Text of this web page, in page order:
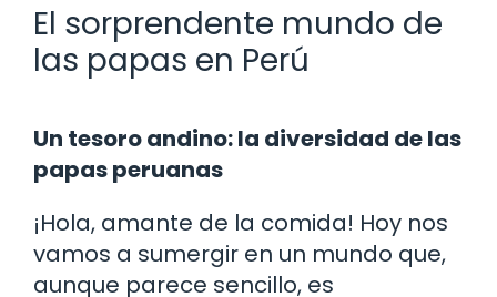
El sorprendente mundo de
las papas en Perú
Un tesoro andino: la diversidad de las
papas peruanas
¡Hola, amante de la comida! Hoy nos
vamos a sumergir en un mundo que,
aunque parece sencillo, es